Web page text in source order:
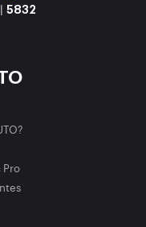
| 5832
Pro